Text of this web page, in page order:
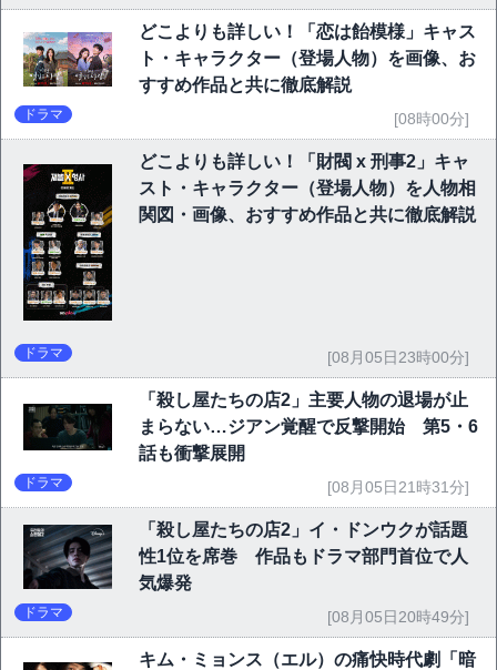
どこよりも詳しい！「恋は飴模様」キャス
ト・キャラクター（登場人物）を画像、お
すすめ作品と共に徹底解説
ドラマ [08時00分]
どこよりも詳しい！「財閥 x 刑事2」キャ
スト・キャラクター（登場人物）を人物相
関図・画像、おすすめ作品と共に徹底解説
ドラマ [08月05日23時00分]
「殺し屋たちの店2」主要人物の退場が止
まらない…ジアン覚醒で反撃開始 第5・6
話も衝撃展開
ドラマ [08月05日21時31分]
「殺し屋たちの店2」イ・ドンウクが話題
性1位を席巻 作品もドラマ部門首位で人
気爆発
ドラマ [08月05日20時49分]
キム・ミョンス（エル）の痛快時代劇「暗